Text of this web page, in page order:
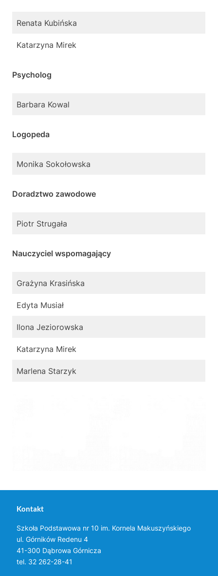
Renata Kubińska
Katarzyna Mirek
Psycholog
Barbara Kowal
Logopeda
Monika Sokołowska
Doradztwo zawodowe
Piotr Strugała
Nauczyciel wspomagający
Grażyna Krasińska
Edyta Musiał
Ilona Jeziorowska
Katarzyna Mirek
Marlena Starzyk
Kontakt
Szkoła Podstawowa nr 10 im. Kornela Makuszyńskiego
ul. Górników Redenu 4
41-300 Dąbrowa Górnicza
tel. 32 262-28-41